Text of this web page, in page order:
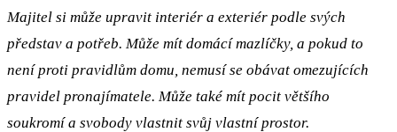
Majitel si může upravit interiér a exteriér podle svých
představ a potřeb. Může mít domácí mazlíčky, a pokud to
není proti pravidlům domu, nemusí se obávat omezujících
pravidel pronajímatele. Může také mít pocit většího
soukromí a svobody vlastnit svůj vlastní prostor.